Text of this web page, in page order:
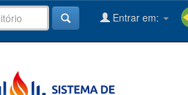
Entrar em: